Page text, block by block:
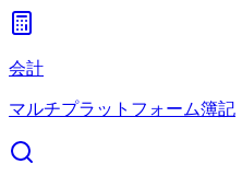
会計
マルチプラットフォーム簿記